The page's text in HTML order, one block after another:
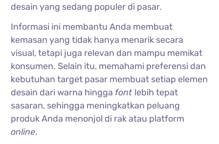
desain yang sedang populer di pasar.
Informasi ini membantu Anda membuat
kemasan yang tidak hanya menarik secara
visual, tetapi juga relevan dan mampu memikat
konsumen. Selain itu, memahami preferensi dan
kebutuhan target pasar membuat setiap elemen
desain dari warna hingga font lebih tepat
sasaran, sehingga meningkatkan peluang
produk Anda menonjol di rak atau platform
online.